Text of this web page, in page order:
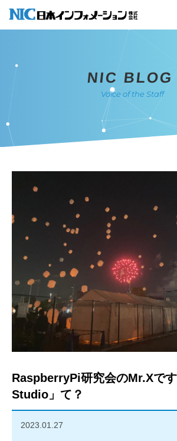
NIC BLOG
Voice of the Staff
RaspberryPi研究会のMr.Xで
Studio」て？
2023.01.27